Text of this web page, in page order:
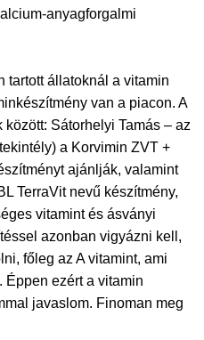
anyagforgalmi
tartott állatoknál a vitamin
van a piacon. A
Sátorhelyi Tamás – az
a Korvimin ZVT +
ajánlják, valamint
TerraVit nevű készítmény,
vitamint és ásványi
azonban vigyázni kell,
főleg az A vitamint, ami
Éppen ezért a vitamin
javaslom. Finoman meg